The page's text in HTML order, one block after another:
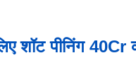
शॉट पीनिंग